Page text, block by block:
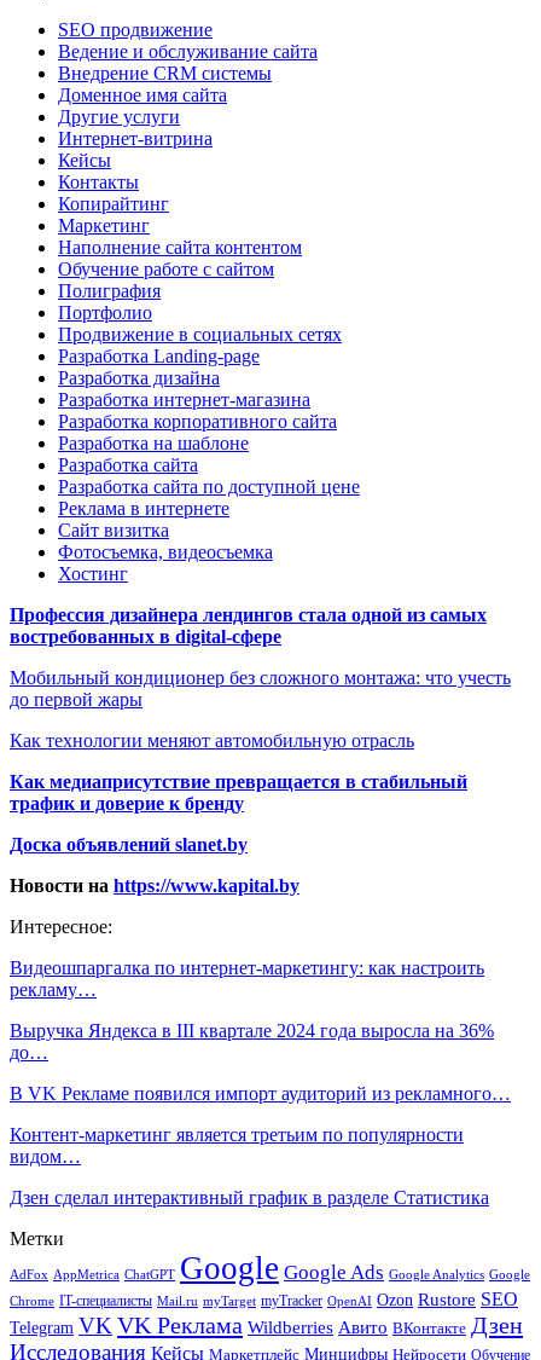
SEO продвижение
Ведение и обслуживание сайта
Внедрение CRM системы
Доменное имя сайта
Другие услуги
Интернет-витрина
Кейсы
Контакты
Копирайтинг
Маркетинг
Наполнение сайта контентом
Обучение работе с сайтом
Полиграфия
Портфолио
Продвижение в социальных сетях
Разработка Landing-page
Разработка дизайна
Разработка интернет-магазина
Разработка корпоративного сайта
Разработка на шаблоне
Разработка сайта
Разработка сайта по доступной цене
Реклама в интернете
Сайт визитка
Фотосъемка, видеосъемка
Хостинг
Профессия дизайнера лендингов стала одной из самых
востребованных в digital-сфере
Мобильный кондиционер без сложного монтажа: что учесть
до первой жары
Как технологии меняют автомобильную отрасль
Как медиаприсутствие превращается в стабильный
трафик и доверие к бренду
Доска объявлений slanet.by
Новости на https://www.kapital.by
Интересное:
Видеошпаргалка по интернет-маркетингу: как настроить
рекламу…
Выручка Яндекса в III квартале 2024 года выросла на 36%
до…
В VK Рекламе появился импорт аудиторий из рекламного…
Контент-маркетинг является третьим по популярности
видом…
Дзен сделал интерактивный график в разделе Статистика
Метки
AdFox AppMetrica ChatGPT Google Google Ads Google Analytics Google
Chrome IT-специалисты Mail.ru myTarget myTracker OpenAI Ozon Rustore SEO
Telegram VK VK Реклама Wildberries Авито ВКонтакте Дзен
Исследования Кейсы Маркетплейс Минцифры Нейросети Обучение